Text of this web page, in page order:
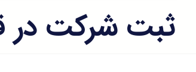
ثبت شرکت در